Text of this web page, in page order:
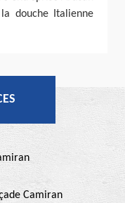
douche Italienne
Camiran